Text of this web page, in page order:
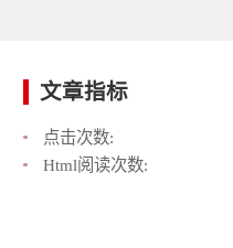
文章指标
点击次数:
Html阅读次数: